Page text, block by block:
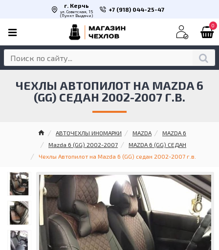
г. Керчь
ул. Советская, 15
(Пункт Выдачи)
+7 (918) 044-25-47
0
АВТОЧЕХЛЫ ИНОМАРКИ MAZDA
MAZDA 6
Mazda 6 (GG) 2002-2007
MAZDA 6 (GG) СЕДАН
Чехлы Автопилот на Mazda 6 (GG) седан 2002-2007 г.в.
ЧЕХЛЫ АВТОПИЛОТ НА MAZDA 6
(GG) СЕДАН 2002-2007 Г.В.